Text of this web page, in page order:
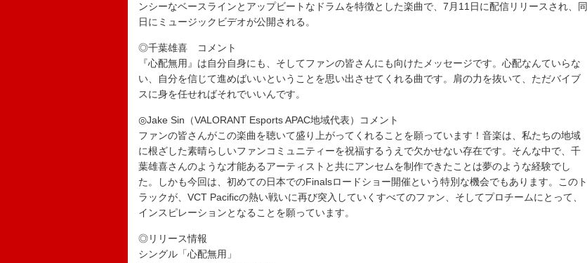
ンシーなベースラインとアップビートなドラムを特徴とした楽曲で、7月11日に配信リリースされ、同
日にミュージックビデオが公開される。
◎千葉雄喜 コメント
『心配無用』は自分自身にも、そしてファンの皆さんにも向けたメッセージです。心配なんていらな
い、自分を信じて進めばいいということを思い出させてくれる曲です。肩の力を抜いて、ただバイブ
スに身を任せればそれでいいんです。
◎Jake Sin（VALORANT Esports APAC地域代表）コメント
ファンの皆さんがこの楽曲を聴いて盛り上がってくれることを願っています！音楽は、私たちの地域
に根ざした素晴らしいファンコミュニティーを祝福するうえで欠かせない存在です。そんな中で、千
葉雄喜さんのような才能あるアーティストと共にアンセムを制作できたことは夢のような経験でし
た。しかも今回は、初めての日本でのFinalsロードショー開催という特別な機会でもあります。このト
ラックが、VCT Pacificの熱い戦いに再び突入していくすべてのファン、そしてプロチームにとって、
インスピレーションとなることを願っています。
◎リリース情報
シングル「心配無用」